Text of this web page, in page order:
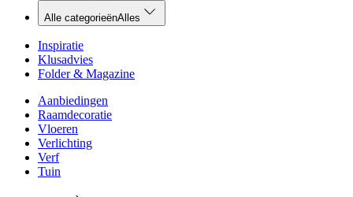
Alle categorieënAlles
Inspiratie
Klusadvies
Folder & Magazine
Aanbiedingen
Raamdecoratie
Vloeren
Verlichting
Verf
Tuin